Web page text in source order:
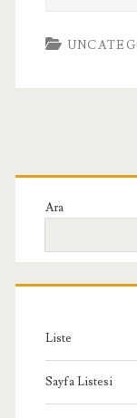
Birincil
Yan
Menü
Ara
Liste
Sayfa Listesi